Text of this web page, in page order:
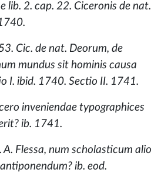
lib. 2. cap. 22. Ciceronis de nat.
Cic. de nat. Deorum, de
mundus sit hominis causa
I. ibid. 1740. Sectio II. 1741.
inveniendae typographices
ib. 1741.
A. Flessa, num scholasticum alio
ib. eod.